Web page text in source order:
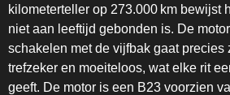
kilometerteller op 273.000 km bewijst
niet aan leeftijd gebonden is. De
schakelen met de vijfbak gaat precies
trefzeker en moeiteloos, wat elke rit
geeft. De motor is een B23 voorzien